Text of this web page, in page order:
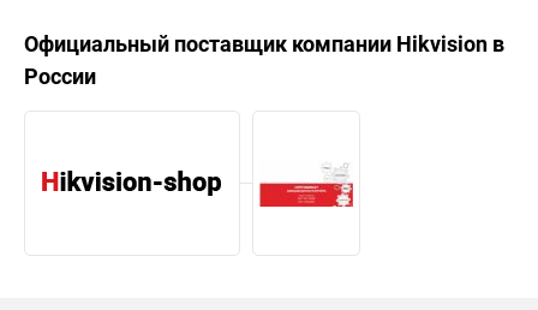
Официальный поставщик компании Hikvision в
России